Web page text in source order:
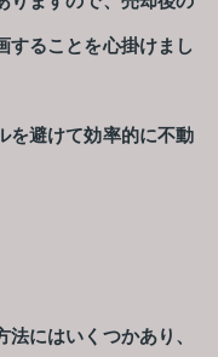
することを心掛けまし
を避けて効率的に不動
にはいくつかあり、